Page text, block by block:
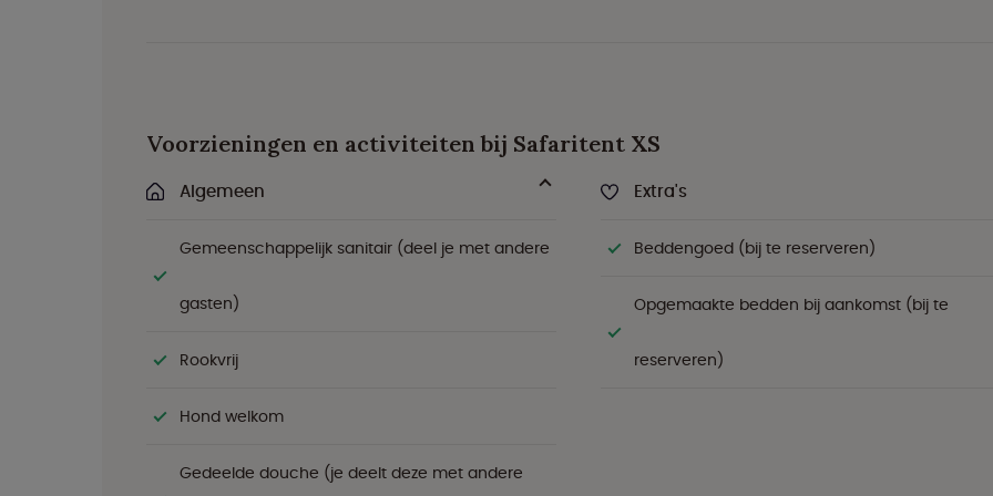
Voorzieningen en activiteiten bij Safaritent XS
Algemeen
Gemeenschappelijk sanitair (deel je met andere
gasten)
Rookvrij
Hond welkom
Gedeelde douche (je deelt deze met andere
Extra's
Beddengoed (bij te reserveren)
Opgemaakte bedden bij aankomst (bij te
reserveren)